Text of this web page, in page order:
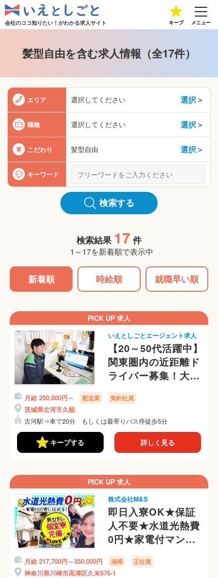
会社のココ知りたい！がわかる求人サイト キープ メニュー
髪型自由を含む求人情報（全17件）
エリア 選択してください 選択＞
職種 選択してください 選択＞
こだわり 髪型自由 選択＞
キーワード
検索する
検索結果 17 件
1～17を新着順で表示中
新着順 時給順 就職早い順
PICK UP 求人
いえとしごとエージェント求人
【20～50代活躍中】
関東圏内の近距離ド
ライバー募集！大手
グループならではの
教育体制でステップ
アップ！
月給 250,000円～ 配送業 契約社員
茨城県古河市久能
古河駅⇒車で20分 もしくは最寄りバス停徒歩5分
キープする 詳しく見る
PICK UP 求人
株式会社M&S
即日入寮OK★保証
人不要★水道光熱費
0円★家電付マンシ
ョンに即入居OK
月給 217,700円～350,000円 清掃 正社員
神奈川県川崎市高津区久末676-1